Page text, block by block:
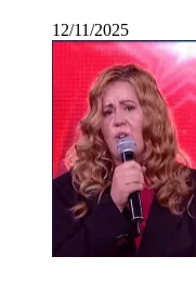
12/11/2025